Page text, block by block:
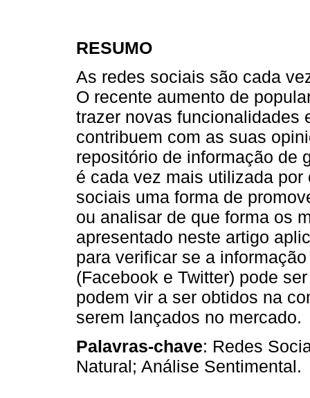
RESUMO
As redes sociais são cada
O recente aumento de
trazer novas funcionalidades
contribuem com as suas
repositório de informação de
é cada vez mais utilizada
sociais uma forma de
ou analisar de que forma os
apresentado neste artigo
para verificar se a
(Facebook e Twitter) pode
podem vir a ser obtidos na
serem lançados no mercado.
Palavras-chave: Redes
Natural; Análise Sentimental.